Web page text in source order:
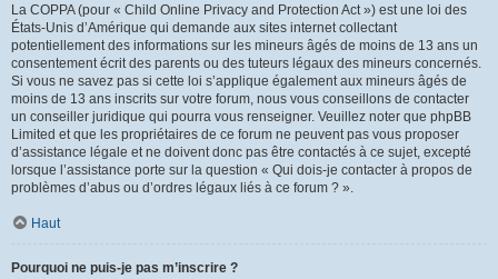
La COPPA (pour « Child Online Privacy and Protection Act ») est une loi des
États-Unis d’Amérique qui demande aux sites internet collectant
potentiellement des informations sur les mineurs âgés de moins de 13 ans un
consentement écrit des parents ou des tuteurs légaux des mineurs concernés.
Si vous ne savez pas si cette loi s’applique également aux mineurs âgés de
moins de 13 ans inscrits sur votre forum, nous vous conseillons de contacter
un conseiller juridique qui pourra vous renseigner. Veuillez noter que phpBB
Limited et que les propriétaires de ce forum ne peuvent pas vous proposer
d’assistance légale et ne doivent donc pas être contactés à ce sujet, excepté
lorsque l’assistance porte sur la question « Qui dois-je contacter à propos de
problèmes d’abus ou d’ordres légaux liés à ce forum ? ».
Haut
Pourquoi ne puis-je pas m’inscrire ?